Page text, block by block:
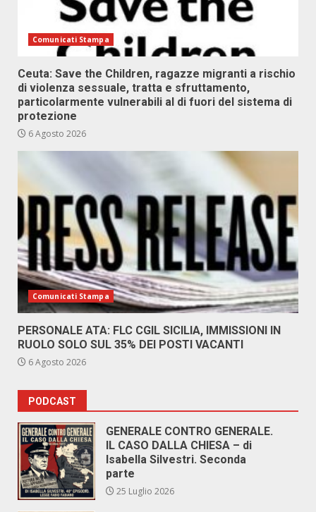
Comunicati Stampa
Ceuta: Save the Children, ragazze migranti a rischio
di violenza sessuale, tratta e sfruttamento,
particolarmente vulnerabili al di fuori del sistema di
protezione
6 Agosto 2026
Comunicati Stampa
PERSONALE ATA: FLC CGIL SICILIA, IMMISSIONI IN
RUOLO SOLO SUL 35% DEI POSTI VACANTI
6 Agosto 2026
PODCAST
GENERALE CONTRO GENERALE.
IL CASO DALLA CHIESA – di
Isabella Silvestri. Seconda
parte
25 Luglio 2026